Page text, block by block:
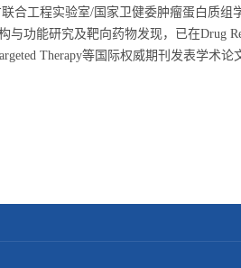
工程实验室/国家卫健委肿瘤蛋白质组
功能研究及靶向药物发现，已在Drug
Therapy等国际权威期刊发表学术